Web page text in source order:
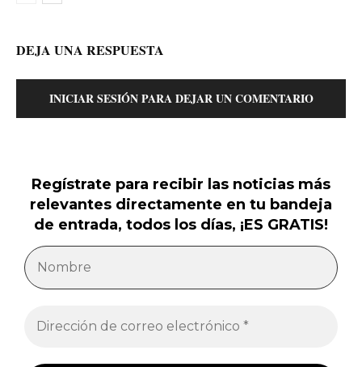
DEJA UNA RESPUESTA
INICIAR SESIÓN PARA DEJAR UN COMENTARIO
Regístrate para recibir las noticias más
relevantes directamente en tu bandeja
de entrada, todos los días, ¡ES GRATIS!